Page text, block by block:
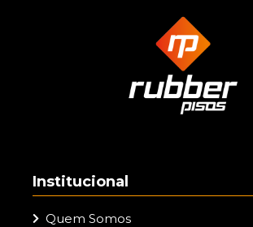
Institucional
Quem Somos